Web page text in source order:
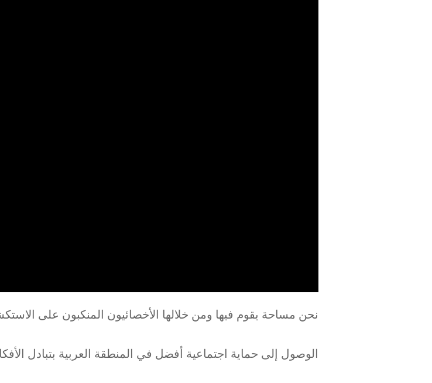
نحن مساحة يقوم فيها ومن خلالها الأخصائيون المنكبون على
الوصول إلى حماية اجتماعية أفضل في المنطقة العربية بتبادل